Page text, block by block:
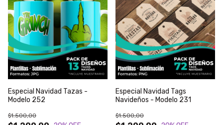
Especial Navidad Tazas -
Modelo 252
$1.500,00
Especial Navidad Tags
Navideños - Modelo 231
$1.500,00